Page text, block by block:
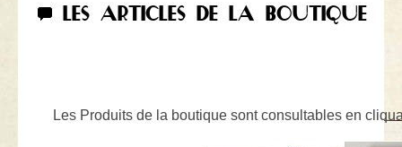
LES ARTICLES DE LA BOUTIQUE
Les Produits de la boutique sont consultables en